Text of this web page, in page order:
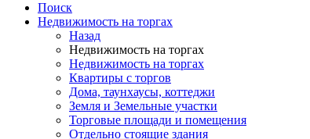
Поиск
Недвижимость на торгах
Назад
Недвижимость на торгах
Недвижимость на торгах
Квартиры с торгов
Дома, таунхаусы, коттеджи
Земля и Земельные участки
Торговые площади и помещения
Отдельно стоящие здания